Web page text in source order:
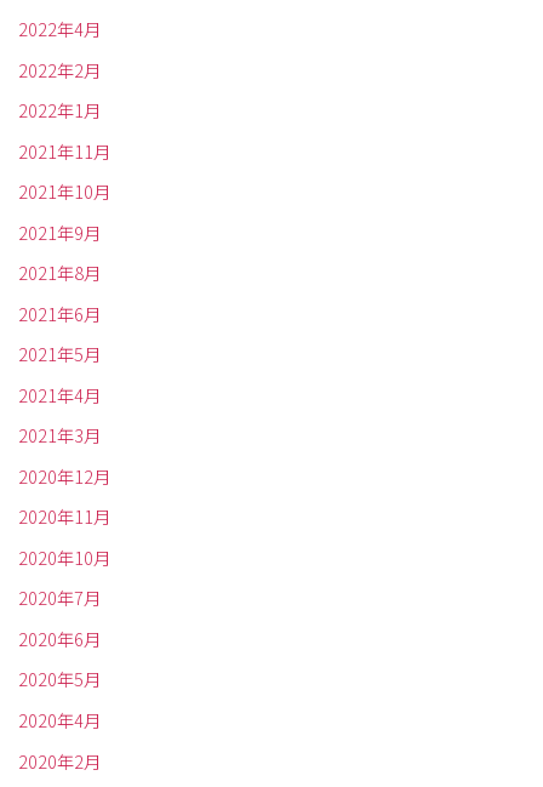
2022年4月
2022年2月
2022年1月
2021年11月
2021年10月
2021年9月
2021年8月
2021年6月
2021年5月
2021年4月
2021年3月
2020年12月
2020年11月
2020年10月
2020年7月
2020年6月
2020年5月
2020年4月
2020年2月